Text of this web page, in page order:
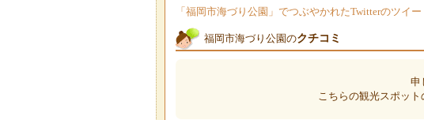
「福岡市海づり公園」でつぶやかれたTwitterのツイー
福岡市海づり公園のクチコミ
申
こちらの観光スポット